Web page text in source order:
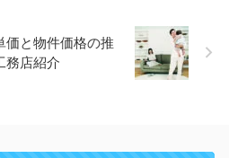
価と物件価格の推
務店紹介